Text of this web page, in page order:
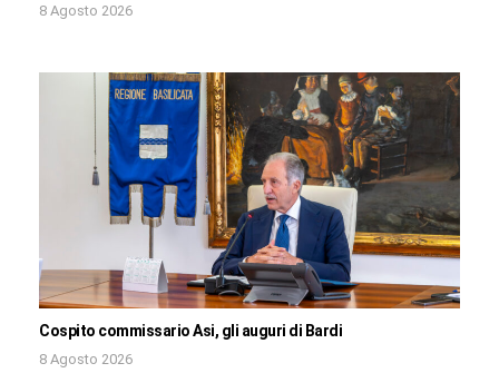
8 Agosto 2026
Cospito commissario Asi, gli auguri di Bardi
8 Agosto 2026